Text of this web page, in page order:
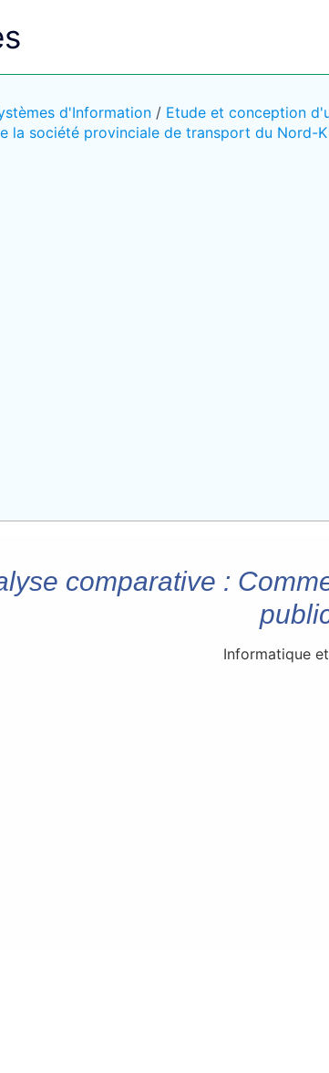
d'Information / Etude et conception
la société provinciale de transport du Nord-
comparative :
Informatique